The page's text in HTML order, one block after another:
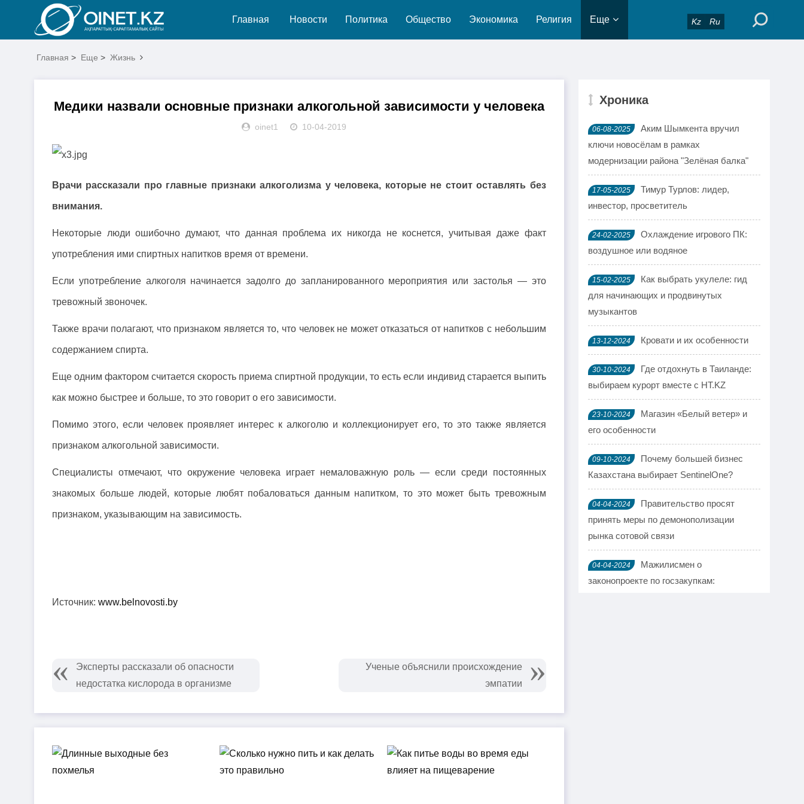
Kz Ru
Главная Новости Политика Общество Экономика Религия Еще
Главная > Еще > Жизнь
Медики назвали основные признаки алкогольной зависимости у человека
oinet1 10-04-2019
Врачи рассказали про главные признаки алкоголизма у человека, которые не стоит оставлять без
внимания.
Некоторые люди ошибочно думают, что данная проблема их никогда не коснется, учитывая даже факт
употребления ими спиртных напитков время от времени.
Если употребление алкоголя начинается задолго до запланированного мероприятия или застолья — это
тревожный звоночек.
Также врачи полагают, что признаком является то, что человек не может отказаться от напитков с небольшим
содержанием спирта.
Еще одним фактором считается скорость приема спиртной продукции, то есть если индивид старается выпить
как можно быстрее и больше, то это говорит о его зависимости.
Помимо этого, если человек проявляет интерес к алкоголю и коллекционирует его, то это также является
признаком алкогольной зависимости.
Специалисты отмечают, что окружение человека играет немаловажную роль — если среди постоянных
знакомых больше людей, которые любят побаловаться данным напитком, то это может быть тревожным
признаком, указывающим на зависимость.
Источник: www.belnovosti.by
Эксперты рассказали об опасности
недостатка кислорода в организме
Ученые объяснили происхождение
эмпатии
Хроника
06-08-2025
Аким Шымкента вручил
ключи новосёлам в рамках
модернизации района "Зелёная балка"
17-05-2025
Тимур Турлов: лидер,
инвестор, просветитель
24-02-2025
Охлаждение игрового ПК:
воздушное или водяное
15-02-2025
Как выбрать укулеле: гид
для начинающих и продвинутых
музыкантов
13-12-2024 Кровати и их особенности
30-10-2024
Где отдохнуть в Таиланде:
выбираем курорт вместе с HT.KZ
23-10-2024
Магазин «Белый ветер» и
его особенности
09-10-2024
Почему большей бизнес
Казахстана выбирает SentinelOne?
04-04-2024
Правительство просят
принять меры по демонополизации
рынка сотовой связи
04-04-2024
Мажилисмен о
законопроекте по госзакупкам: